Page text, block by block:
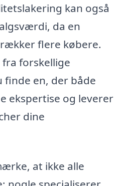
kan også
da en
flere købere.
forskellige
finde en, der både
ekspertise og leverer
dine
at ikke alle